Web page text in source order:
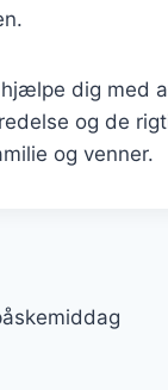
dig med
og de
og venner.